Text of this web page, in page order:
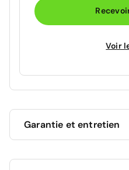
Voir
Garantie et entretien